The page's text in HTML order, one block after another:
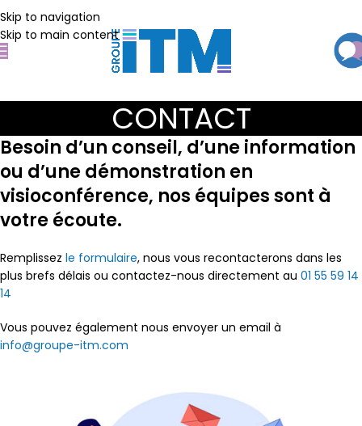
Skip to navigation
Skip to main content
CONTACT
Besoin d’un conseil, d’une information
ou d’une démonstration en
visioconférence, nos équipes sont à
votre écoute.
Remplissez le formulaire, nous vous recontacterons dans les
plus brefs délais ou contactez-nous directement au 01 55 59 14
14
Vous pouvez également nous envoyer un email à
info@groupe-itm.com